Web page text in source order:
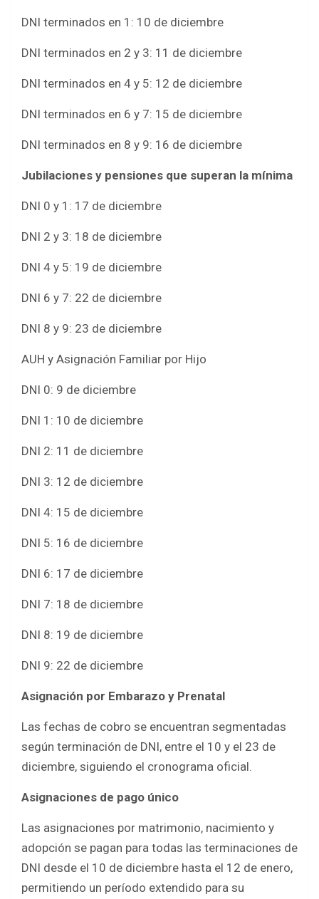
DNI terminados en 1: 10 de diciembre
DNI terminados en 2 y 3: 11 de diciembre
DNI terminados en 4 y 5: 12 de diciembre
DNI terminados en 6 y 7: 15 de diciembre
DNI terminados en 8 y 9: 16 de diciembre
Jubilaciones y pensiones que superan la mínima
DNI 0 y 1: 17 de diciembre
DNI 2 y 3: 18 de diciembre
DNI 4 y 5: 19 de diciembre
DNI 6 y 7: 22 de diciembre
DNI 8 y 9: 23 de diciembre
AUH y Asignación Familiar por Hijo
DNI 0: 9 de diciembre
DNI 1: 10 de diciembre
DNI 2: 11 de diciembre
DNI 3: 12 de diciembre
DNI 4: 15 de diciembre
DNI 5: 16 de diciembre
DNI 6: 17 de diciembre
DNI 7: 18 de diciembre
DNI 8: 19 de diciembre
DNI 9: 22 de diciembre
Asignación por Embarazo y Prenatal
Las fechas de cobro se encuentran segmentadas
según terminación de DNI, entre el 10 y el 23 de
diciembre, siguiendo el cronograma oficial.
Asignaciones de pago único
Las asignaciones por matrimonio, nacimiento y
adopción se pagan para todas las terminaciones de
DNI desde el 10 de diciembre hasta el 12 de enero,
permitiendo un período extendido para su